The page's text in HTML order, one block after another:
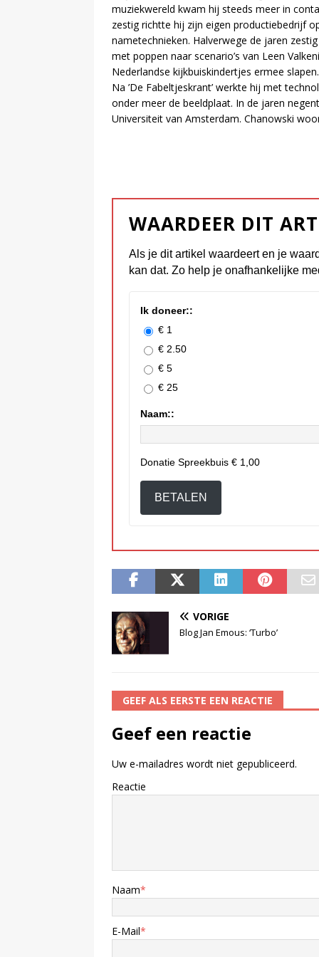
mu­ziek­we­reld kwam hij steeds meer in
zes­tig richt­te hij zijn ei­gen pro­duc­tie­be­drijf
na­me­tech­nie­ken. Hal­ver­we­ge de ja­ren
met pop­pen naar sce­na­ri­o’s van Leen
Ne­der­land­se kijk­buis­kin­der­tjes er­mee sla­pen.
Na ’De Fa­bel­tjes­krant’ werk­te hij met
on­der meer de beeld­plaat. In de ja­ren
Uni­ver­si­teit van Am­ster­dam. Cha­now­ski
WAARDEER DIT
Als je dit artikel waardeert en je
kan dat. Zo help je onafhankelijke
Ik doneer::
€ 1
€ 2.50
€ 5
€ 25
Naam::
Donatie Spreekbuis € 1,00
BETALEN
VORIGE
Blog Jan Emous: ‘Turbo’
GEEF ALS EERSTE EEN REACTIE
Geef een reactie
Uw e-mailadres wordt niet gepubliceerd.
Reactie
Naam*
E-Mail*